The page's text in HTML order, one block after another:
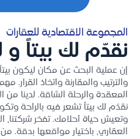
المجموعة الاقتصادية للعقارات
نقدّم لك بيتاً و
إن عملية البحث عن مكان ليكون
والترتيب والمقارنة واتخاذ القرار.
المعقدة والرحلة الشاقة. لدينا من
نقدّم لك بيتاً تشعر فيه بالراحة
وتعيش حياة أحلامك. تفخر شركتنا،
العقاري، باختيار مواقعها بدقة.